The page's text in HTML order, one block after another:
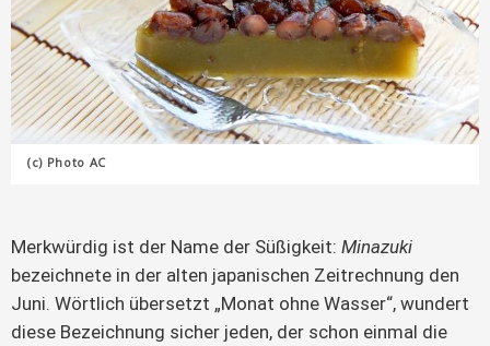
(c) Photo AC
Merkwürdig ist der Name der Süßigkeit: Minazuki
bezeichnete in der alten japanischen Zeitrechnung den
Juni. Wörtlich übersetzt „Monat ohne Wasser“, wundert
diese Bezeichnung sicher jeden, der schon einmal die